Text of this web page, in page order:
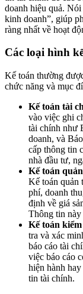
doanh hiệu quả.
kinh doanh”, giúp
ràng nhất về hoạt
Các loại hình
Kế toán thường
chức năng và mục
Kế toán tài
vào việc ghi
tài chính như
doanh, và
cấp thông tin
nhà đầu tư,
Kế toán
Kế toán quản
phí, doanh
định về giá
Thông tin
Kế toán
tra và xác
báo cáo tài
việc báo cáo
hiện hành
tin tài chính.